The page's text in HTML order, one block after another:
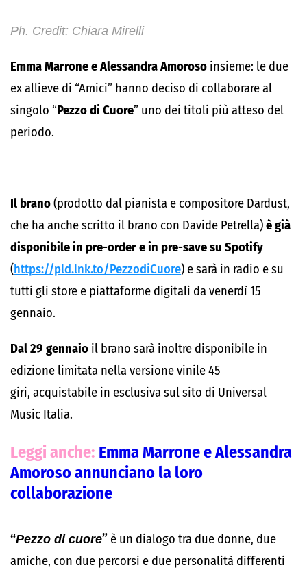
Ph. Credit: Chiara Mirelli
Emma Marrone e Alessandra Amoroso insieme: le due
ex allieve di “Amici” hanno deciso di collaborare al
singolo “Pezzo di Cuore” uno dei titoli più atteso del
periodo.
Il brano(prodotto dal pianista e compositore Dardust,
che ha anche scritto il brano con Davide Petrella)è già
disponibile in pre-order e in pre-save su Spotify
(https://pld.lnk.to/PezzodiCuore) e sarà in radio e su
tutti gli store e piattaforme digitali da venerdì 15
gennaio.
Dal 29 gennaio il brano sarà inoltre disponibile in
edizione limitata nella versione vinile 45
giri, acquistabile in esclusiva sul sito di Universal
Music Italia.
Leggi anche: Emma Marrone e Alessandra
Amoroso annunciano la loro
collaborazione
“Pezzo di cuore” è un dialogo tra due donne, due
amiche, con due percorsi e due personalità differenti